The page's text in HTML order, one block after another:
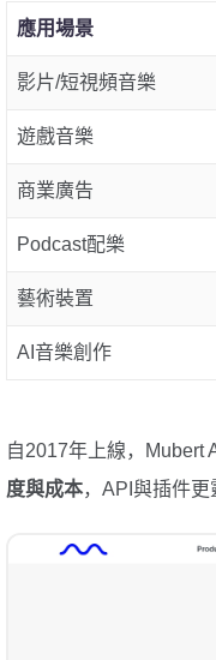
應用場景
影片/短視頻音樂
遊戲音樂
商業廣告
Podcast配樂
藝術裝置
AI音樂創作
自2017年上線，Mubert
度與成本，API與插件更